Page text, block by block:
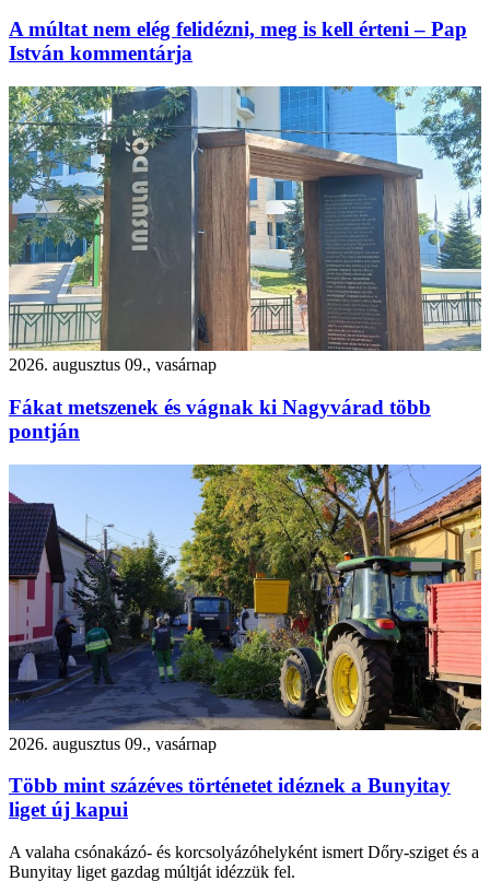
A múltat nem elég felidézni, meg is kell érteni – Pap
István kommentárja
2026. augusztus 09., vasárnap
Fákat metszenek és vágnak ki Nagyvárad több
pontján
2026. augusztus 09., vasárnap
Több mint százéves történetet idéznek a Bunyitay
liget új kapui
A valaha csónakázó- és korcsolyázóhelyként ismert Dőry-sziget és a
Bunyitay liget gazdag múltját idézzük fel.